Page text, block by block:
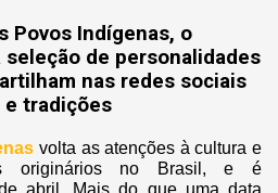
Povos Indígenas, o
de personalidades
nas redes sociais
e tradições
volta as atenções à cultura e
originários no Brasil, e é
abril. Mais do que uma data